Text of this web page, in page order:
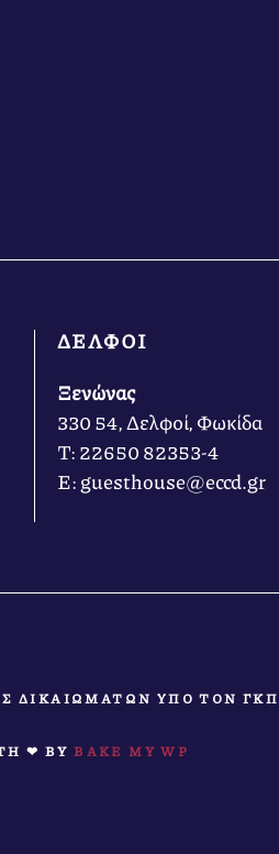
ΔΕΛΦΟΙ
Ξενώνας
330 54, Δελφοί, Φωκίδα
Τ: 22650 82353-4
Ε: guesthouse@eccd.gr
ΔΙΚΑΙΩΜΑΤΩΝ ΥΠΟ ΤΟΝ
❤ BYBAKE MY WP